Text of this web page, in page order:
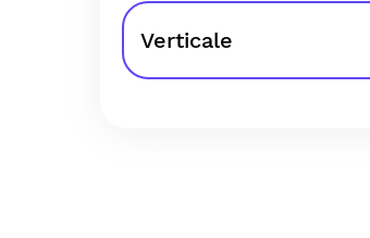
Verticale